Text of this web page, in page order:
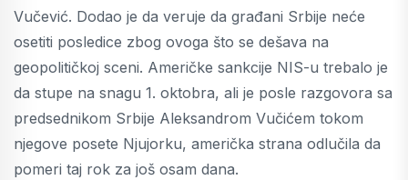
Vučević. Dodao je da veruje da građani Srbije neće
osetiti posledice zbog ovoga što se dešava na
geopolitičkoj sceni. Američke sankcije NIS-u trebalo je
da stupe na snagu 1. oktobra, ali je posle razgovora sa
predsednikom Srbije Aleksandrom Vučićem tokom
njegove posete Njujorku, američka strana odlučila da
pomeri taj rok za još osam dana.